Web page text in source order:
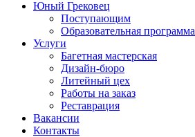
Юный Грековец
Поступающим
Образовательная программа
Услуги
Багетная мастерская
Дизайн-бюро
Литейный цех
Работы на заказ
Реставрация
Вакансии
Контакты